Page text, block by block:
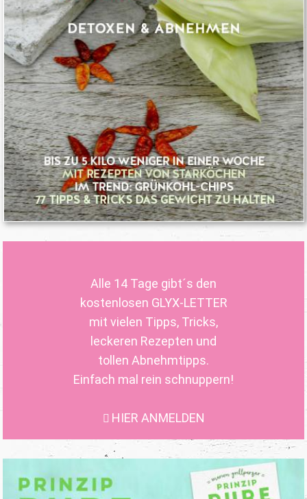
Alle 14 Tage gibt´s den
kostenlosen GLYX-LETTER
mit vielen Tipps, Tricks,
leckeren Rezepten und
tollen Abnehmtipps.
Einfach mal rein schnuppern!
HIER ANMELDEN